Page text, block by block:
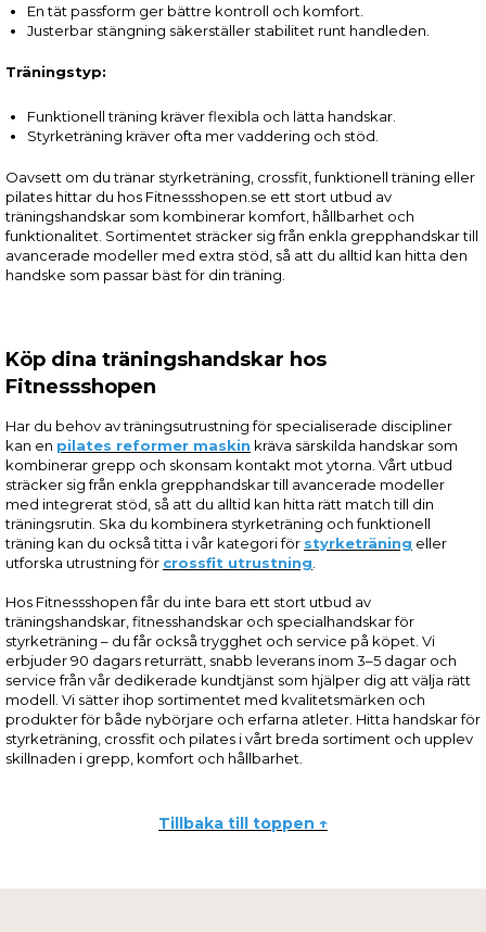
En tät passform ger bättre kontroll och komfort.
Justerbar stängning säkerställer stabilitet runt handleden.
Träningstyp:
Funktionell träning kräver flexibla och lätta handskar.
Styrketräning kräver ofta mer vaddering och stöd.
Oavsett om du tränar styrketräning, crossfit, funktionell träning eller
pilates hittar du hos Fitnessshopen.se ett stort utbud av
träningshandskar som kombinerar komfort, hållbarhet och
funktionalitet. Sortimentet sträcker sig från enkla grepphandskar till
avancerade modeller med extra stöd, så att du alltid kan hitta den
handske som passar bäst för din träning.
Köp dina träningshandskar hos
Fitnessshopen
Har du behov av träningsutrustning för specialiserade discipliner
kan en pilates reformer maskin kräva särskilda handskar som
kombinerar grepp och skonsam kontakt mot ytorna. Vårt utbud
sträcker sig från enkla grepphandskar till avancerade modeller
med integrerat stöd, så att du alltid kan hitta rätt match till din
träningsrutin. Ska du kombinera styrketräning och funktionell
träning kan du också titta i vår kategori för styrketräning eller
utforska utrustning för crossfit utrustning.
Hos Fitnessshopen får du inte bara ett stort utbud av
träningshandskar, fitnesshandskar och specialhandskar för
styrketräning – du får också trygghet och service på köpet. Vi
erbjuder 90 dagars returrätt, snabb leverans inom 3–5 dagar och
service från vår dedikerade kundtjänst som hjälper dig att välja rätt
modell. Vi sätter ihop sortimentet med kvalitetsmärken och
produkter för både nybörjare och erfarna atleter. Hitta handskar för
styrketräning, crossfit och pilates i vårt breda sortiment och upplev
skillnaden i grepp, komfort och hållbarhet.
Tillbaka till toppen ↑